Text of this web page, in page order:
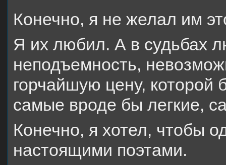
Конечно, я не желал им
Я их любил. А в судьбах
неподъемность,
горчайшую цену,
самые вроде бы легкие,
Конечно, я хотел, чтобы
настоящими поэтами.